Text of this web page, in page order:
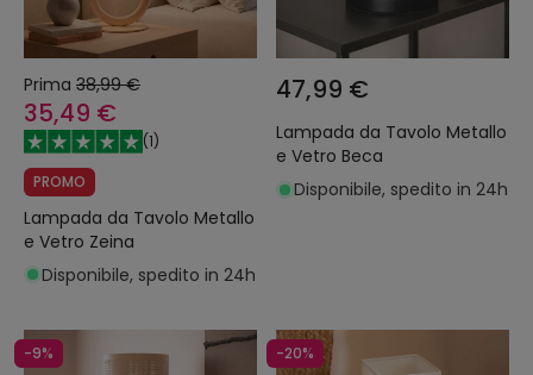
Prima 38,99 €
35,49 €
(1)
PROMO
Lampada da Tavolo Metallo
e Vetro Zeina
Disponibile, spedito in 24h
47,99 €
Lampada da Tavolo Metallo
e Vetro Beca
Disponibile, spedito in 24h
-9% -20%